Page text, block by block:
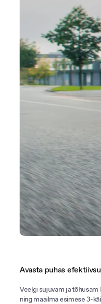
Avasta puhas
Veelgi sujuvam ja
ning maailma esimese 3-